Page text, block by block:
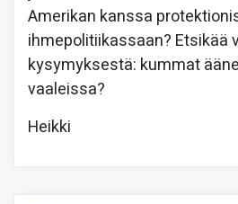
Amerikan kanssa
ihmepolitiikassaan? Etsikää
kysymyksestä: kummat
vaaleissa?
Heikki